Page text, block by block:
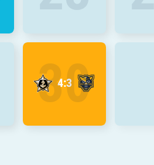
4:3
30